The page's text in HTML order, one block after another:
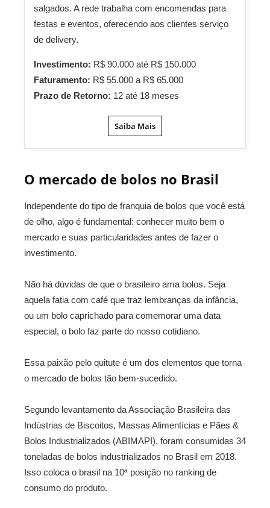
salgados. A rede trabalha com encomendas para
festas e eventos, oferecendo aos clientes serviço
de delivery.
Investimento: R$ 90.000 até R$ 150.000
Faturamento: R$ 55.000 a R$ 65.000
Prazo de Retorno: 12 até 18 meses
Saiba Mais
O mercado de bolos no Brasil
Independente do tipo de franquia de bolos que você está
de olho, algo é fundamental: conhecer muito bem o
mercado e suas particularidades antes de fazer o
investimento.
Não há dúvidas de que o brasileiro ama bolos. Seja
aquela fatia com café que traz lembranças da infância,
ou um bolo caprichado para comemorar uma data
especial, o bolo faz parte do nosso cotidiano.
Essa paixão pelo quitute é um dos elementos que torna
o mercado de bolos tão bem-sucedido.
Segundo levantamento da Associação Brasileira das
Indústrias de Biscoitos, Massas Alimentícias e Pães &
Bolos Industrializados (ABIMAPI), foram consumidas 34
toneladas de bolos industrializados no Brasil em 2018.
Isso coloca o brasil na 10ª posição no ranking de
consumo do produto.